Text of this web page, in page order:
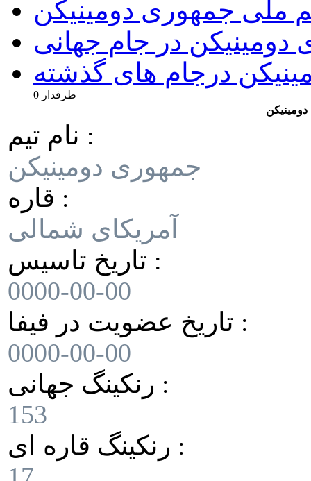
ملی جمهوری دومینیکن
دومینیکن در جام جهانی
درجام های گذشته
0 طرفدار
نام تیم :
قاره :
تاریخ تاسیس :
0000-00-00
تاریخ عضویت در فیفا :
0000-00-00
رنکینگ جهانی :
153
رنکینگ قاره ای :